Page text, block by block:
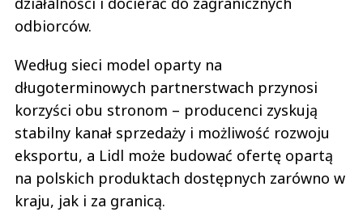
odbiorców.
Według sieci model oparty na
długoterminowych partnerstwach przynosi
korzyści obu stronom – producenci zyskują
stabilny kanał sprzedaży i możliwość rozwoju
eksportu, a Lidl może budować ofertę opartą
na polskich produktach dostępnych zarówno w
kraju, jak i za granicą.